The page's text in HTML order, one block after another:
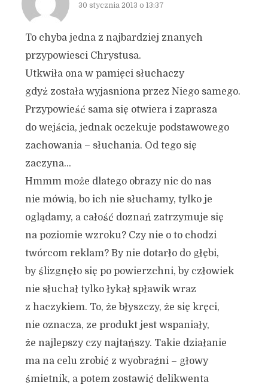
30 stycznia 2013 o 13:37
To chyba jedna z najbardziej znanych
przypowiesci Chrystusa.
Utkwiła ona w pamięci słuchaczy
gdyż została wyjasniona przez Niego samego.
Przypowieść sama się otwiera i zaprasza
do wejścia, jednak oczekuje podstawowego
zachowania – słuchania. Od tego się
zaczyna…
Hmmm może dlatego obrazy nic do nas
nie mówią, bo ich nie słuchamy, tylko je
oglądamy, a całość doznań zatrzymuje się
na poziomie wzroku? Czy nie o to chodzi
twórcom reklam? By nie dotarło do głębi,
by ślizgnęło się po powierzchni, by człowiek
nie słuchał tylko łykał spławik wraz
z haczykiem. To, że błyszczy, że się kręci,
nie oznacza, ze produkt jest wspaniały,
że najlepszy czy najtańszy. Takie działanie
ma na celu zrobić z wyobraźni – głowy
śmietnik, a potem zostawić delikwenta